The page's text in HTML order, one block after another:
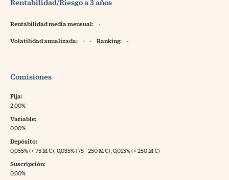
Rentabilidad/Riesgo a 3 años
Rentabilidad media mensual: ·
Volatilidad anualizada: · - Ranking: -
Comisiones
Fija:
2,00%
Variable:
0,00%
Depósito:
0,055% (< 75 M €), 0,035% (75 - 250 M €), 0,015% (> 250 M €)
Suscripción:
0,00%